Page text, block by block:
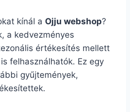
kínál a Ojju webshop?
a kedvezményes
értékesítés mellett
is felhasználhatók. Ez egy
gyűjtemények,